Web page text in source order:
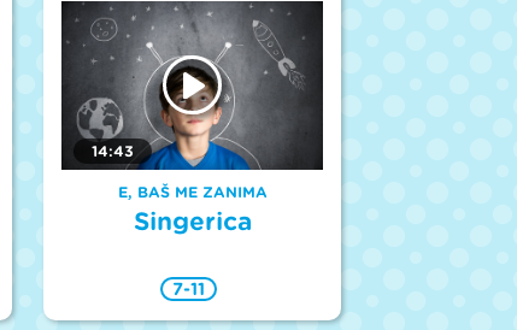
14:43
E, BAŠ ME ZANIMA
Singerica
7-11